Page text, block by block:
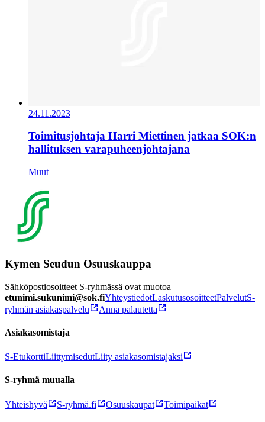
24.11.2023
Toimitusjohtaja Harri Miettinen jatkaa SOK:n
hallituksen varapuheenjohtajana
Muut
Kymen Seudun Osuuskauppa
Sähköpostiosoitteet S-ryhmässä ovat muotoa
etunimi.sukunimi@sok.fiYhteystiedotLaskutusosoitteetPalvelutS-
ryhmän asiakaspalvelu
Anna palautetta
Asiakasomistaja
S-EtukorttiLiittymisedutLiity asiakasomistajaksi
S-ryhmä muualla
Yhteishyvä S-ryhmä.fi Osuuskaupat Toimipaikat